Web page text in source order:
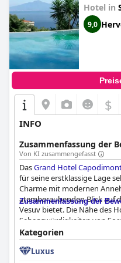
Hotel in
9,0
$
INFO
Zusammenfassung der
Von KI zusammengefasst
DasGrand Hotel
für seine erstklassige Lage
Charme mit modernen
atemberaubenden Blick auf
Vesuv bietet. Die Nähe des
Sehenswürdigkeiten von
Ausgangspunkt für
Die Gäste schätzen die
Zusammenfassung der
Kategorien
Luxus